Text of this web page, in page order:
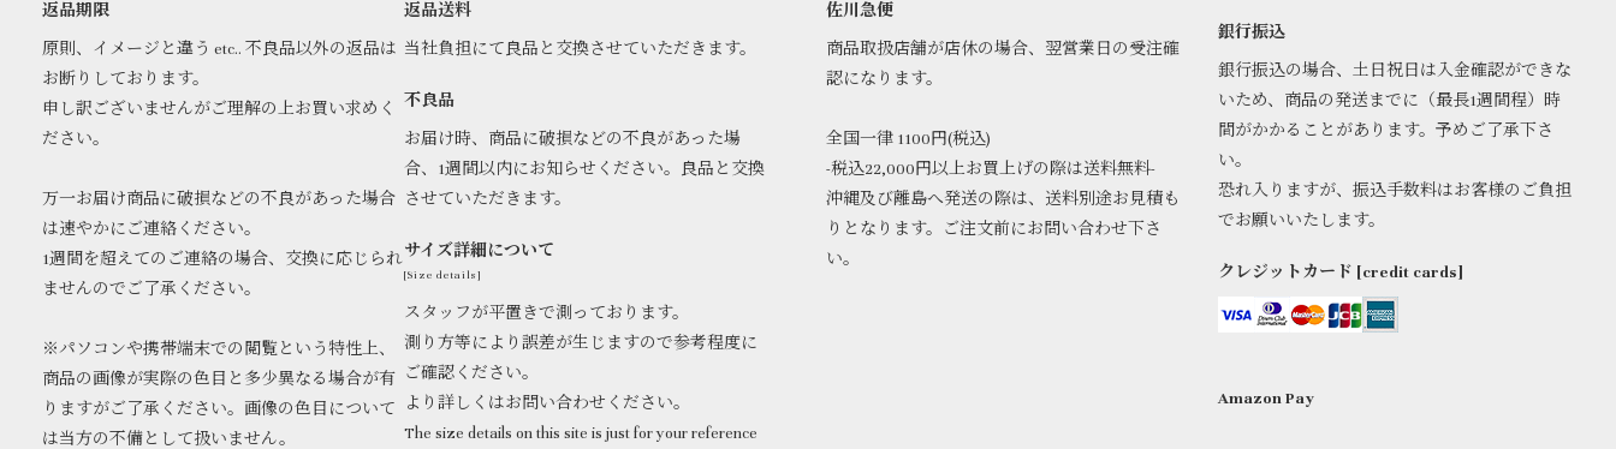
返品期限
原則、イメージと違う etc.. 不良品以外の返品は
お断りしております。
申し訳ございませんがご理解の上お買い求めく
ださい。
万一お届け商品に破損などの不良があった場合
は速やかにご連絡ください。
1週間を超えてのご連絡の場合、交換に応じられ
ませんのでご了承ください。
※パソコンや携帯端末での閲覧という特性上、
商品の画像が実際の色目と多少異なる場合が有
りますがご了承ください。画像の色目について
は当方の不備として扱いません。
返品送料
当社負担にて良品と交換させていただきます。
不良品
お届け時、商品に破損などの不良があった場
合、1週間以内にお知らせください。良品と交換
させていただきます。
サイズ詳細について
[Size details]
スタッフが平置きで測っております。
測り方等により誤差が生じますので参考程度に
ご確認ください。
より詳しくはお問い合わせください。
The size details on this site is just for your reference
佐川急便
商品取扱店舗が店休の場合、翌営業日の受注確
認になります。
全国一律 1100円(税込)
-税込22,000円以上お買上げの際は送料無料-
沖縄及び離島へ発送の際は、送料別途お見積も
りとなります。ご注文前にお問い合わせ下さ
い。
銀行振込
銀行振込の場合、土日祝日は入金確認ができな
いため、商品の発送までに（最長1週間程）時
間がかかることがあります。予めご了承下さ
い。
恐れ入りますが、振込手数料はお客様のご負担
でお願いいたします。
クレジットカード [credit cards]
Amazon Pay